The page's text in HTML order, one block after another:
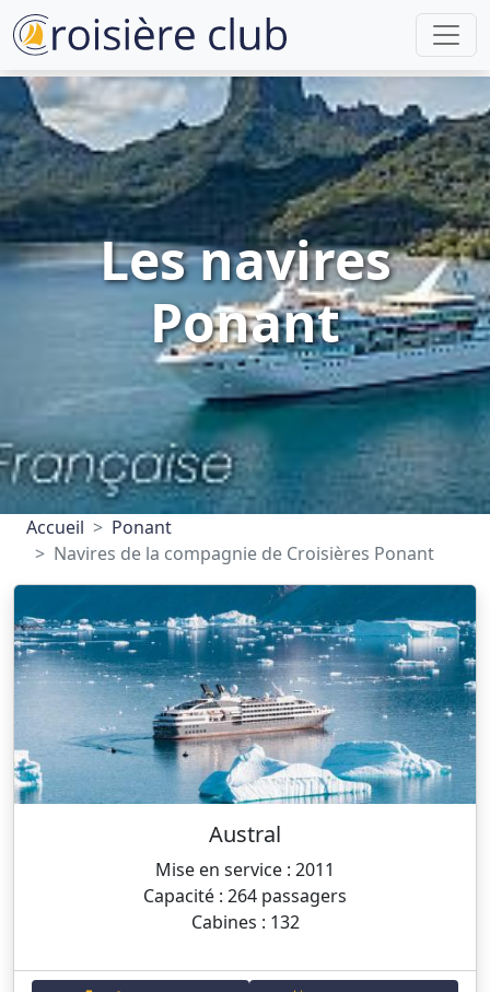
Les navires
Ponant
Accueil
Ponant
Navires de la compagnie de Croisières Ponant
Austral
Mise en service : 2011
Capacité : 264 passagers
Cabines : 132